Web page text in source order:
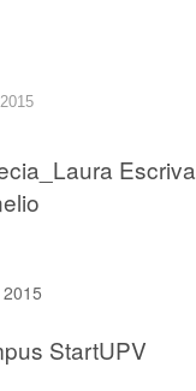
Escriva
2015
StartUPV